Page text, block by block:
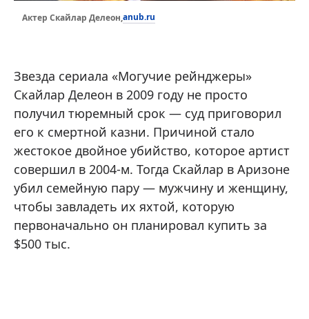
Актер Скайлар Делеон,anub.ru
Звезда сериала «Могучие рейнджеры»
Скайлар Делеон в 2009 году не просто
получил тюремный срок — суд приговорил
его к смертной казни. Причиной стало
жестокое двойное убийство, которое артист
совершил в 2004-м. Тогда Скайлар в Аризоне
убил семейную пару — мужчину и женщину,
чтобы завладеть их яхтой, которую
первоначально он планировал купить за
$500 тыс.